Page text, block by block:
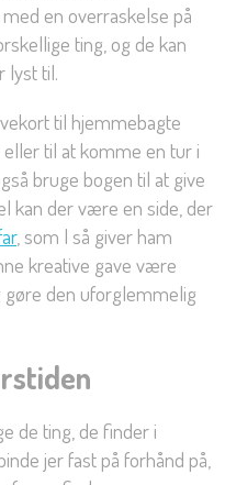
en overraskelse på
ting, og de kan
lyst til.
til hjemmebagte
til at komme en tur i
bruge bogen til at give
kan der være en side, der
, som I så giver ham
kreative gave være
den uforglemmelig
de ting, de finder i
jer fast på forhånd på,